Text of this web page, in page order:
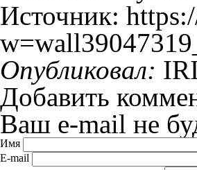
Источник:
Опубликовал:
Добавить
Ваш e-mail не
Имя
E-mail